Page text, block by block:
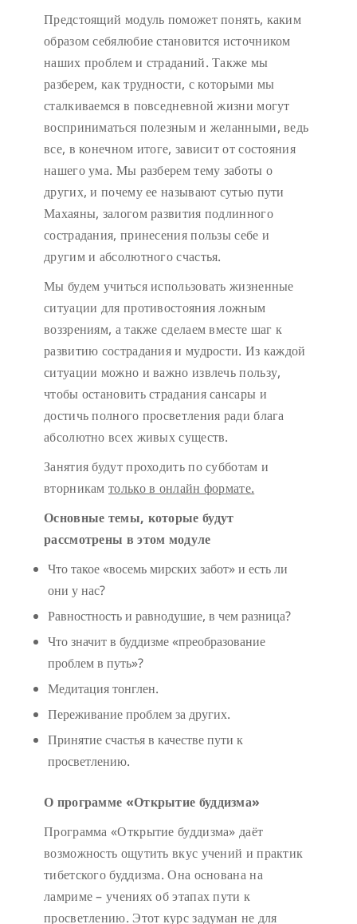
Предстоящий модуль поможет понять, каким
образом себялюбие становится источником
наших проблем и страданий. Также мы
разберем, как трудности, с которыми мы
сталкиваемся в повседневной жизни могут
восприниматься полезным и желанными, ведь
все, в конечном итоге, зависит от состояния
нашего ума. Мы разберем тему заботы о
других, и почему ее называют сутью пути
Махаяны, залогом развития подлинного
сострадания, принесения пользы себе и
другим и абсолютного счастья.
Мы будем учиться использовать жизненные
ситуации для противостояния ложным
воззрениям, а также сделаем вместе шаг к
развитию сострадания и мудрости. Из каждой
ситуации можно и важно извлечь пользу,
чтобы остановить страдания сансары и
достичь полного просветления ради блага
абсолютно всех живых существ.
Занятия будут проходить по субботам и
вторникамтолько в онлайн формате.
Основные темы, которые будут
рассмотрены в этом модуле
Что такое «восемь мирских забот» и есть ли
они у нас?
Равностность и равнодушие, в чем разница?
Что значит в буддизме «преобразование
проблем в путь»?
Медитация тонглен.
Переживание проблем за других.
Принятие счастья в качестве пути к
просветлению.
О программе «Открытие буддизма»
Программа «Открытие буддизма» даёт
возможность ощутить вкус учений и практик
тибетского буддизма. Она основана на
ламриме – учениях об этапах пути к
просветлению. Этот курс задуман не для